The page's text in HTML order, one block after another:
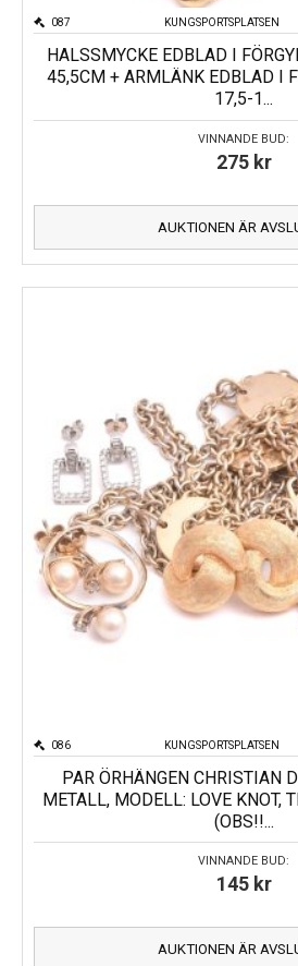
KUNGSPORTSPLATSEN
087
HALSSMYCKE EDBLAD I
45,5CM + ARMLÄNK EDBLAD I
17,5-1...
VINNANDE BUD:
275 kr
AUKTIONEN ÄR
KUNGSPORTSPLATSEN
086
PAR ÖRHÄNGEN CHRISTIAN
METALL, MODELL: LOVE KNOT,
(OBS!!...
VINNANDE BUD:
145 kr
AUKTIONEN ÄR